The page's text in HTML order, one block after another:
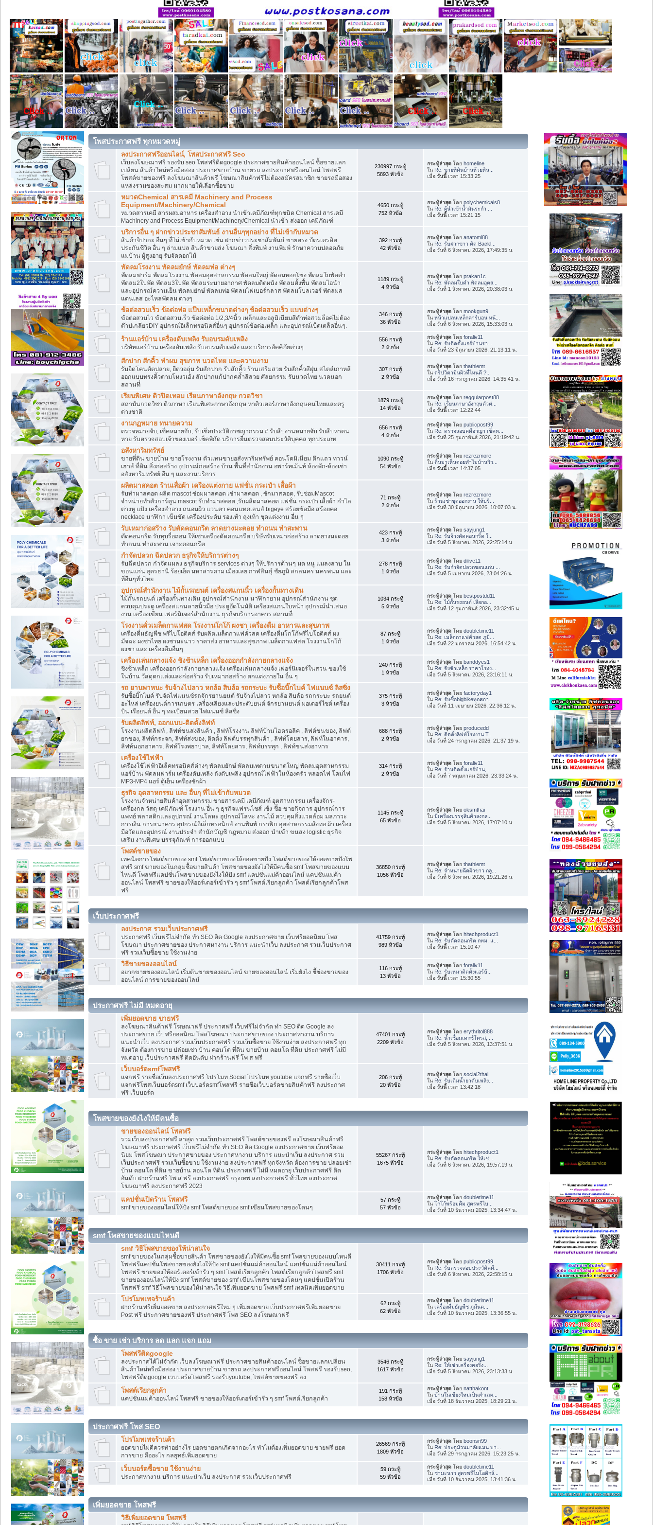
โพสประกาศฟรี ทุกหมวดหมู่
ลงประกาศฟรีออนไลน์, โพสประกาศฟรี Seo
เว็บลงโฆษณาฟรี รองรับ seo โพสฟรีติดgoogle ประกาศขายสินค้าออนไลน์ ซื้อขายแลก
เปลี่ยน สินค้าใหม่หรือมือสอง ประกาศขายบ้าน ขายรถ.ลงประกาศฟรีออนไลน์ โพสฟรี
โพสต์ขายของฟรี ลงโฆษณาสินค้าฟรี โฆษณาสินค้าฟรีไม่ต้องสมัครสมาชิก ขายรถมือสอง
แหล่งรวมของสะสม มากมายให้เลือกซื้อขาย
230997 กระทู้
5893 หัวข้อ
กระทู้ล่าสุด โดยhomeline
ใน Re: ขายที่ดินบ้านห้วยหิน...
เมื่อวันนี้เวลา 15:33:25
หมวดChemical สารเคมี Machinery and Process
Equipment/Machinery/Chemical
หมวดสารเคมี สารผสมอาหาร เครื่องสำอาง นำเข้าเคมีภัณฑ์ทุกชนิด Chemical สารเคมี
Machinery and Process Equipment/Machinery/Chemical นำเข้า-ส่งออก เคมีภัณฑ์
4650 กระทู้
752 หัวข้อ
กระทู้ล่าสุด โดยpolychemicals8
ใน Re: ผู้นำเข้าน้ำมันระกำ ...
เมื่อวันนี้เวลา 15:21:15
บริการอื่น ๆ ฝากข่าวประชาสัมพันธ์ งานอื่นๆทุกอย่าง ที่ไม่เข้ากับหมวด
สินค้าจิปาถะ อื่นๆ ที่ไม่เข้ากับหมวด เช่น ฝากข่าวประชาสัมพันธ์ ขายตรง บัตรเครดิต
ประกันชีวิต อื่น ๆ ล่ามแปล สินค้าขายส่ง โฆษณา สิ่งพิมพ์ งานพิมพ์ รักษาความปลอดภัย
แม่บ้าน ผู้สูงอายุ รับจัดดอกไม้
392 กระทู้
42 หัวข้อ
กระทู้ล่าสุด โดยanatomi88
ใน Re: รับฝากข่าว ติด Backl...
เมื่อ วันที่ 6 สิงหาคม 2026, 17:49:35 น.
พัดลมโรงงาน พัดลมยํกษ์ พัดลมท่อ ต่างๆ
พัดลมฟาร์ม พัดลมโรงงาน พัดลมอุตสาหกรรม พัดลมใหญ่ พัดลมหอยโข่ง พัดลมใบพัดดำ
พัดลม2ใบพัด พัดลม3ใบพัด พัดลมระบายอากาศ พัดลมติดผนัง พัดลมตั้งพื้น พัดลมไอน่ำ
และอุปกรณ์ความเย็น พัดลมยํกษ์ พัดลมท่อ พัดลมไฟเบอร์กลาส พัดลมโบลเวอร์ พัดลมส
แตนเลส อะไหล่พัดลม ต่างๆ
1189 กระทู้
4 หัวข้อ
กระทู้ล่าสุด โดยprakan1c
ใน Re: พัดลมใบดำ พัดลมอุตส...
เมื่อ วันที่ 1 สิงหาคม 2026, 20:38:03 น.
ข้อต่อสวมเร็ว ข้อต่อท่อ แป๊บเหล็กขนาดต่างๆ ข้อต่อสวมเร็ว แบบต่างๆ
ข้อต่อสวมไว ข้อต่อสวมเร็ว ข้อต่อท่อ 1/2,3/4นิ้ว เหล็กและอลูมิเนียมสีดำท่อสวมล็อคไม่ต้อง
ต๊าปเกลียวDIY อุปกรณ์อิเล็กทรอนิคส์อื่นๆ อุปกรณ์ข้อต่อเหล็ก และอุปกรณ์เบ็ดเตล็ดอื่นๆ.
346 กระทู้
36 หัวข้อ
กระทู้ล่าสุด โดยmookgun9
ในหน้าแปลนเหล็กคาร์บอน หน้...
เมื่อ วันที่ 6 สิงหาคม 2026, 15:33:03 น.
ร้านแอร์บ้าน เครื่องดับเพลิง รับอบรมดับเพลิง
บริษัทแอร์บ้าน เครื่องดับเพลิง รับอบรมดับเพลิง และ บริการอัคคีภัยต่างๆ
556 กระทู้
2 หัวข้อ
กระทู้ล่าสุด โดยforaliv11
ใน Re: รับติดตั้งแอร์บ้านรา...
เมื่อ วันที่ 23 มิถุนายน 2026, 21:13:11 น.
สักปาก สักคิ้ว ทำผม สุขภาพ นวดไทย และความงาม
รับยืดโคนดัดปลาย, ยืดวอลุ่ม รับสักปาก รับสักคิ้ว ร้านเสริมสวย รับสักคิ้วสีฝุ่น สไตล์เกาหลี
ออกแบบทรงคิ้วตามโหงวเฮ้ง สักปากแก้ปากคล้ำสีสวย ศัลยกรรม รับนวดไทย นวดนอก
สถานที่
307 กระทู้
2 หัวข้อ
กระทู้ล่าสุด โดยthathiemt
ในดริปวิตามินผิวที่ไหนดี ?...
เมื่อ วันที่ 16 กรกฎาคม 2026, 14:35:41 น.
เรียนพิเศษ ติวปิดเทอม เรียนภาษาอังกฤษ กวดวิชา
สถาบันกวดวิชา ติวภาษา เรียนพิเศษภาษาอังกฤษ หาติวเตอร์ภาษาอังกฤษคนไทยและครู
ต่างชาติ
1879 กระทู้
14 หัวข้อ
กระทู้ล่าสุด โดยreggularpost88
ใน Re: เรียนภาษาอังกฤษตัวต่...
เมื่อวันนี้เวลา 12:22:44
งานกฏหมาย ทนายความ
ตรวจหมายจับ, เช็คหมายจับ, รับเช็คประวัติอาชญากรรม # รับสืบงานหมายจับ รับสืบหาคน
หาย รับตรวจสอบเจ้าของเบอร์ เช็คพิกัด บริการยื่นตรวจสอบประวัติบุคคล ทุกประเภท
656 กระทู้
4 หัวข้อ
กระทู้ล่าสุด โดยpublicpost99
ใน Re: ตรวจสอบคดีอาญา เช็คห...
เมื่อ วันที่ 25 กุมภาพันธ์ 2026, 21:19:42 น.
อสังหาริมทรัพย์
ขายที่ดิน ขายบ้าน ขายโรงงาน ตัวแทนขายอสังหาริมทรัพย์ คอนโดมิเนียม ตึกแถว ทาวน์
เฮาส์ ที่ดิน สิ่งก่อสร้าง อุปกรณ์ก่อสร้าง บ้าน พื้นที่สำนักงาน อพาร์ทเม้นท์ ห้องพัก-ห้องเช่า
อสังหาริมทรัพย์ อื่น ๆ และงานบริการ
1090 กระทู้
54 หัวข้อ
กระทู้ล่าสุด โดยrezrezmore
ในตื่นมาเห็นดอยทำไมบ้านวิว...
เมื่อวันนี้เวลา 14:37:05
ผลิตมาสคอต ร้านเสื่อผ้า เครืองแต่งกาย แฟชั่น กระเป๋า เสื้อผ้า
รับทำมาสคอต ผลิต mascot ซ่อมมาสคอต เช่ามาสคอต , ซักมาสคอต, รับซ่อมMascot
จำหน่ายทำตัวการ์ตูน mascot รับทำมาสคอต ,รับผลิตมาสคอต แฟชั่น กระเป๋า เสื้อผ้า กำไล
ต่างหู แป้ง เครื่องสำอาง ถนอมผิว แว่นตา คอนแทคเลนส์ bigeye สร้อยข้อมือ สร้อยคอ
necklace นาฬิกา เข็มขัด เครื่องประดับ รองเท้า ถุงเท้า ชุดแต่งงาน อื่น ๆ
71 กระทู้
2 หัวข้อ
กระทู้ล่าสุด โดยrezrezmore
ในร้านเช่าชุดออกงาน ให้บริ...
เมื่อ วันที่ 30 มิถุนายน 2026, 10:07:03 น.
รับเหมาก่อสร้าง รับตัดคอนกรีต ลาดยางมะตอย ทำถนน ทำสะพาน
ตัดคอนกรีต รับทุบรื่อถอน ให้เช่าเครื่องตัดคอนกรีต บริษัทรับเหมาก่อสร้าง ลาดยางมะตอย
ทำถนน ทำสะพาน เจาะคอนกรีต
423 กระทู้
3 หัวข้อ
กระทู้ล่าสุด โดยsayjung1
ใน Re: รับจ้างตัดคอนกรีต ใ...
เมื่อ วันที่ 5 สิงหาคม 2026, 22:25:14 น.
กำจัดปลวก ฉีดปลวก ธรุกิจให้บริการต่างๆ
รับฉีดปลวก กำจัดแมลง ธรุกิจบริการ services ต่างๆ ให้บริการด้านๆ มด หนู แมลงสาบ ใน
ขอนแก่น อุดรธานี ร้อยเอ็ด มหาสารคาม เมืองเลย กาฬสินธุ์ ชัยภูมิ สกลนคร นครพนม และ
ที่อื่นๆทั่วไทย
278 กระทู้
1 หัวข้อ
กระทู้ล่าสุด โดยdilive11
ใน Re: รับกำจัดปลวกขอนแก่น ...
เมื่อ วันที่ 5 เมษายน 2026, 23:04:26 น.
อุปกรณ์สำนักงาน ไม้กั้นรถยนต์ เครื่องสแกนนิ้ว เครื่องกั้นทางเดิน
ไม้กั้นรถยนต์ เครื่องกั้นทางเดิน อุปกรณ์สำนักงาน นาฬิกายาม อุปกรณ์สำนักงาน ชุด
ควบคุมประตู เครื่องสแกนลายนิ้วมือ ประตูอัตโนมัติ เครืองสแกนใบหน้า อุปกรณ์นำเสนอ
งาน เครื่องเขียน เฟอร์นิเจอร์สำนักงาน ธุรกิจบริการอาคาร สถานที่
1034 กระทู้
5 หัวข้อ
กระทู้ล่าสุด โดยbestpostdd11
ใน Re: ไม้กั้นรถยนต์ เลือกอ...
เมื่อ วันที่ 12 กุมภาพันธ์ 2026, 23:32:45 น.
โรงงานคั่วเมล็ดกาแฟสด โรงงานโกโก้ ผงชา เครื่องดื่ม อาหารและสุขภาพ
เครื่องดื่มธัญพืช พรีไบโอติคส์ รับผลิตเมล็ดกาแฟคั่วสด เครื่องดื่มโกโก้พรีไบโอติคส์ ผง
มัจฉะ ผงชาไทย ผงชามะนาว ราคาส่ง อาหารและสุขภาพ เมล็ดกาแฟสด โรงงานโกโก้
ผงชา และ เครื่องดื่มอื่นๆ
87 กระทู้
1 หัวข้อ
กระทู้ล่าสุด โดยdoubletime11
ใน Re: เมล็ดกาแฟคั่วสด ภูมี...
เมื่อ วันที่ 22 มกราคม 2026, 16:54:42 น.
เครื่องเล่นกลางแจ้ง ชิงช้าเหล็ก เครื่องออกกำลังกายกลางแจ้ง
ชิงช้าเหล็ก เครื่องออกกำลังกายกลางแจ้ง เครื่องเล่นกลางแจ้ง เฟอร์นิเจอร์ในสวน ของใช้
ในบ้าน วัสดุตกแต่งและก่อสร้าง รับเหมาก่อสร้าง ตกแต่งภายใน อื่น ๆ
240 กระทู้
1 หัวข้อ
กระทู้ล่าสุด โดยbanddyes1
ใน Re: ชิงช้าเหล็ก ราคาโรงง...
เมื่อ วันที่ 5 สิงหาคม 2026, 23:16:11 น.
รถ ยานพาหนะ รับจ้างไปลาว หกล้อ สิบล้อ รถกระบะ รับซื้อบิ๊กไบค์ ไฟแนนซ์ ลิสซิ่ง
รับซื้อบิ๊กไบค์ รับจัดไฟแนนซ์รถจักรยานยนต์ รับจ้างไปลาว หกล้อ สิบล้อ รถกระบะ รถยนต์
อะไหล่ เครื่องยนต์การเกษตร เครื่องเสียงและประดับยนต์ จักรยานยนต์ มอเตอร์ไซต์ เครื่อง
บิน เรือยนต์ อื่น ๆ ทะเบียนสวย ไฟแนนซ์ ลิสซิ่ง
375 กระทู้
3 หัวข้อ
กระทู้ล่าสุด โดยfactoryday1
ใน Re: รับซื้อbigbikeทุกสภา...
เมื่อ วันที่ 11 เมษายน 2026, 22:36:12 น.
รับผลิตลิฟท์, ออกแบบ-ติดตั้งลิฟท์
โรงงานผลิตลิฟท์ , ลิฟท์ขนส่งสินค้า , ลิฟท์โรงงาน ลิฟท์บ้านไฮดรอลิค , ลิฟต์ขนของ, ลิฟต์
ยกของ, ลิฟท์กระจก, ลิฟท์ส่งของ, ติดตั้ง ลิฟต์บรรทุกสินค้า , ลิฟท์โดยสาร, ลิฟท์ในอาคาร,
ลิฟท์นอกอาคาร, ลิฟท์โรงพยาบาล, ลิฟท์โดยสาร, ลิฟท์บรรทุก , ลิฟท์ขนส่งอาหาร
688 กระทู้
2 หัวข้อ
กระทู้ล่าสุด โดยproducedd
ใน Re: ติดตั้งลิฟท์โรงงาน T...
เมื่อ วันที่ 24 กรกฎาคม 2026, 21:37:19 น.
เครื่องใช้ไฟฟ้า
เครื่องใช้ไฟฟ้าอิเล็คทรอนิคส์ต่างๆ พัดลมยักษ์ พัดลมเพดานขนาดใหญ่ พัดลมอุตสาหกรรม
แอร์บ้าน พัดลมฟาร์ม เครื่องดับเพลิง ถังดับเพลิง อุปกรณ์ไฟฟ้าในห้องครัว หลอดไฟ โคมไฟ
MP3-MP4 แอร์ ตู้เย็น เครื่องซักผ้า
314 กระทู้
2 หัวข้อ
กระทู้ล่าสุด โดยforaliv11
ใน Re: ร้านติดตั้งแอร์บ้าน,...
เมื่อ วันที่ 7 พฤษภาคม 2026, 23:33:24 น.
ธุรกิจ อุตสาหกรรม และ อื่นๆ ที่ไม่เข้ากับหมวด
โรงงานจำหน่ายสินค้าอุตสาหกรรม ขายสารเคมี เคมีภัณฑ์ อุตสาหกรรม เครื่องจักร-
เครื่องกล วัสดุ-เคมีภัณฑ์ โรงงาน อื่น ๆ ธุรกิจแฟรนไชส์ เซ้ง-ซื้อ-ขายกิจการ อุปกรณ์การ
แพทย์ พลาสติกและอุปกรณ์ งานโลหะ อุปกรณ์โลหะ งานไม้ ควบคุมสิ่งแวดล้อม มลภาวะ
การเงิน การธนาคาร อุปกรณ์อิเล็กทรอนิกส์ งานพิมพ์ กราฟิก อุตสาหกรรมสิงทอ ผ้า เครื่อง
มือวัดและอุปกรณ์ งานประจำ สำนักบัญชี กฏหมาย ส่งออก นำเข้า ขนส่ง logistic ธุรกิจ
เสริม งานพิเศษ บรรจุภัณฑ์ การออกแบบ
1145 กระทู้
65 หัวข้อ
กระทู้ล่าสุด โดยoksmthai
ในมีเครื่องบรรจุสินค้าลงกล...
เมื่อ วันที่ 5 สิงหาคม 2026, 17:07:10 น.
โพสต์ขายของ
เทคนิคการโพสต์ขายของ smf โพสต์ขายของให้ยอดขายปัง โพสต์ขายของให้ยอดขายปังโพ
สฟรี smf ขายของในกลุ่มซื้อขายสินค้า โพสขายของยังไงให้มีคนซื้อ smf โพสขายของแบบ
ไหนดี โพสฟรีแคปชั่นโพสขายของยังไงให้ปัง smf แคปชั่นแม่ค้าออนไลน์ แคปชั่นแม่ค้า
ออนไลน์ โพสฟรี ขายของให้ออร์เดอร์เข้ารัว ๆ smf โพสต์เรียกลูกค้า โพสต์เรียกลูกค้าโพส
ฟรี
36850 กระทู้
1056 หัวข้อ
กระทู้ล่าสุด โดยthathiemt
ใน Re: จำหน่ายฉีดผิวขาว กลู...
เมื่อ วันที่ 6 สิงหาคม 2026, 19:21:26 น.
เว็บประกาศฟรี
ลงประกาศ รวมเว็บประกาศฟรี
ประกาศฟรี เว็บฟรีไม่จำกัด ทำ SEO ติด Google ลงประกาศขาย เว็บฟรียอดนิยม โพส
โฆษณา ประกาศขายของ ประกาศหางาน บริการ แนะนำเว็บ ลงประกาศ รวมเว็บประกาศ
ฟรี รวมเว็บซื้อขาย ใช้งานง่าย
41759 กระทู้
989 หัวข้อ
กระทู้ล่าสุด โดยhitechproduct1
ใน Re: รับตัดคอนกรีต กทม. แ...
เมื่อวันนี้เวลา 15:10:47
วิธีขายของออนไลน์
อยากขายของออนไลน์ เริ่มต้นขายของออนไลน์ ขายของออนไลน์ เริ่มยังไง ชี้ช่องขายของ
ออนไลน์ การขายของออนไลน์
116 กระทู้
13 หัวข้อ
กระทู้ล่าสุด โดยforaliv11
ใน Re: รับเหมาติดตั้งแอร์บ้...
เมื่อวันนี้เวลา 15:30:55
ประกาศฟรี ไม่มี หมดอายุ
เพิ่มยอดขาย ขายฟรี
ลงโฆษณาสินค้าฟรี โฆษณาฟรี ประกาศฟรี เว็บฟรีไม่จำกัด ทำ SEO ติด Google ลง
ประกาศขาย เว็บฟรียอดนิยม โพสโฆษณา ประกาศขายของ ประกาศหางาน บริการ
แนะนำเว็บ ลงประกาศ รวมเว็บประกาศฟรี รวมเว็บซื้อขาย ใช้งานง่าย ลงประกาศฟรี ทุก
จังหวัด ต้องการขาย ปล่อยเช่า บ้าน คอนโด ที่ดิน ขายบ้าน คอนโด ที่ดิน ประกาศฟรี ไม่มี
หมดอายุ เว็บประกาศฟรี ติดอันดับ ฝากร้านฟรี โพ ส ฟรี
47401 กระทู้
2209 หัวข้อ
กระทู้ล่าสุด โดยerythritol888
ใน Re: น้ำเชื่อมเดกซ์โตรส, ...
เมื่อ วันที่ 5 สิงหาคม 2026, 13:37:51 น.
เว็บบอร์ดsmfโพสฟรี
แจกฟรี รายชื่อเว็บลงประกาศฟรี โปรโมท Social โปรโมท youtube แจกฟรี รายชื่อเว็บ
แจกฟรีโพสเว็บบอร์ดsmf เว็บบอร์ดsmfโพสฟรี รายชื่อเว็บบอร์ดขายสินค้าฟรี ลงประกาศ
ฟรี เว็บบอร์ด
206 กระทู้
20 หัวข้อ
กระทู้ล่าสุด โดยsocial2thai
ใน Re: รับเติมน้ำยาดับเพลิง...
เมื่อวันนี้เวลา 13:42:18
โพสขายของยังไงให้มีคนซื้อ
ขายของออนไลน์ โพสฟรี
รวมเว็บลงประกาศฟรี ล่าสุด รวมเว็บประกาศฟรี โพสต์ขายของฟรี ลงโฆษณาสินค้าฟรี
โฆษณาฟรี ประกาศฟรี เว็บฟรีไม่จำกัด ทำ SEO ติด Google ลงประกาศขาย เว็บฟรียอด
นิยม โพสโฆษณา ประกาศขายของ ประกาศหางาน บริการ แนะนำเว็บ ลงประกาศ รวม
เว็บประกาศฟรี รวมเว็บซื้อขาย ใช้งานง่าย ลงประกาศฟรี ทุกจังหวัด ต้องการขาย ปล่อยเช่า
บ้าน คอนโด ที่ดิน ขายบ้าน คอนโด ที่ดิน ประกาศฟรี ไม่มี หมดอายุ เว็บประกาศฟรี ติด
อันดับ ฝากร้านฟรี โพ ส ฟรี ลงประกาศฟรี กรุงเทพ ลงประกาศฟรี ทั่วไทย ลงประกาศ
โฆษณาฟรี ลงประกาศฟรี 2023
55267 กระทู้
1675 หัวข้อ
กระทู้ล่าสุด โดยhitechproduct1
ใน Re: รับตัดคอนกรีต ให้เช่...
เมื่อ วันที่ 6 สิงหาคม 2026, 19:57:19 น.
แคปชั่นเปิดร้าน โพสฟรี
smf ขายของออนไลน์ให้ปัง smf โพสต์ขายของ smf เขียนโพสขายของโดนๆ
57 กระทู้
57 หัวข้อ
กระทู้ล่าสุด โดยdoubletime11
ในโกโก้พร้อมดื่ม สูตรพรีไบ...
เมื่อ วันที่ 10 ธันวาคม 2025, 13:34:47 น.
smf โพสขายของแบบไหนดี
smf วิธีโพสขายของให้น่าสนใจ
smf ขายของในกลุ่มซื้อขายสินค้า โพสขายของยังไงให้มีคนซื้อ smf โพสขายของแบบไหนดี
โพสฟรีแคปชั่นโพสขายของยังไงให้ปัง smf แคปชั่นแม่ค้าออนไลน์ แคปชั่นแม่ค้าออนไลน์
โพสฟรี ขายของให้ออร์เดอร์เข้ารัว ๆ smf โพสต์เรียกลูกค้า โพสต์เรียกลูกค้าโพสฟรี smf
ขายของออนไลน์ให้ปัง smf โพสต์ขายของ smf เขียนโพสขายของโดนๆ แคปชั่นเปิดร้าน
โพสฟรี smf วิธีโพสขายของให้น่าสนใจ วิธีเพิ่มยอดขาย โพสฟรี smf เทคนิคเพิ่มยอดขาย
30411 กระทู้
1706 หัวข้อ
กระทู้ล่าสุด โดยpublicpost99
ใน Re: รับตรวจสอบประวัติคดี...
เมื่อ วันที่ 6 สิงหาคม 2026, 22:58:15 น.
โปรโมทเพจร้านค้า
ฝากร้านฟรีเพิ่มยอดขาย ลงประกาศฟรีใหม่ ๆ เพิ่มยอดขาย เว็บประกาศฟรีเพิ่มยอดขาย
Post ฟรี ประกาศขายของฟรี ประกาศฟรี โพส SEO ลงโฆษณาฟรี
62 กระทู้
62 หัวข้อ
กระทู้ล่าสุด โดยdoubletime11
ในเครื่องดื่มธัญพืช ภูมีนค...
เมื่อ วันที่ 10 ธันวาคม 2025, 13:36:55 น.
ซื้อ ขาย เช่า บริการ ลด แลก แจก แถม
โพสฟรีติดgoogle
ลงประกาศได้ไม่จำกัด เว็บลงโฆษณาฟรี ประกาศขายสินค้าออนไลน์ ซื้อขายแลกเปลี่ยน
สินค้าใหม่หรือมือสอง ประกาศขายบ้าน ขายรถ.ลงประกาศฟรีออนไลน์ โพสฟรี รองรับseo,
โพสฟรีติดgoogle เวบบอร์ดโพสฟรี รองรับyoutube, โพสต์ขายของฟรี ลง
3546 กระทู้
1617 หัวข้อ
กระทู้ล่าสุด โดยsayjung1
ใน Re: ให้เช่าเครื่องคอริ่ง...
เมื่อ วันที่ 5 สิงหาคม 2026, 23:13:33 น.
โพสต์เรียกลูกค้า
แคปชั่นแม่ค้าออนไลน์ โพสฟรี ขายของให้ออร์เดอร์เข้ารัว ๆ smf โพสต์เรียกลูกค้า
191 กระทู้
158 หัวข้อ
กระทู้ล่าสุด โดยnatthakont
ในบ้านในเชียงใหม่เป็นทำเลท...
เมื่อ วันที่ 18 ธันวาคม 2025, 18:29:21 น.
ประกาศฟรี โพส SEO
โปรโมทเพจร้านค้า
ยอดขายไม่ดีควรทำอย่างไร ยอดขายตกเกิดจากอะไร ทำไมต้องเพิ่มยอดขาย ขายฟรี ยอด
การขาย คืออะไร กลยุทธ์เพิ่มยอดขาย
26569 กระทู้
1809 หัวข้อ
กระทู้ล่าสุด โดยboonsri99
ใน Re: ประตูม้วนมาลัยแมน บา...
เมื่อ วันที่ 29 กรกฎาคม 2026, 15:23:25 น.
เว็บบอร์ดซื้อขาย ใช้งานง่าย
ประกาศหางาน บริการ แนะนำเว็บ ลงประกาศ รวมเว็บประกาศฟรี
59 กระทู้
59 หัวข้อ
กระทู้ล่าสุด โดยdoubletime11
ในชามะนาว สูตรพรีไบโอติกส์...
เมื่อ วันที่ 10 ธันวาคม 2025, 13:41:36 น.
เพิ่มยอดขาย โพสฟรี
วิธีเพิ่มยอดขาย โพสฟรี